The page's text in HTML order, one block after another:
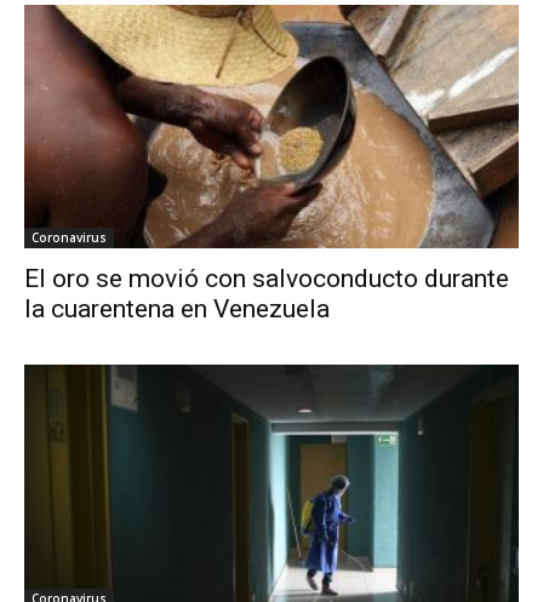
Coronavirus
El oro se movió con salvoconducto durante
la cuarentena en Venezuela
Coronavirus